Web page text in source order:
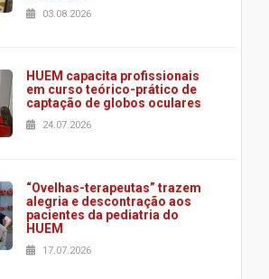
03.08.2026
HUEM capacita profissionais
em curso teórico-prático de
captação de globos oculares
24.07.2026
“Ovelhas-terapeutas” trazem
alegria e descontração aos
pacientes da pediatria do
HUEM
17.07.2026